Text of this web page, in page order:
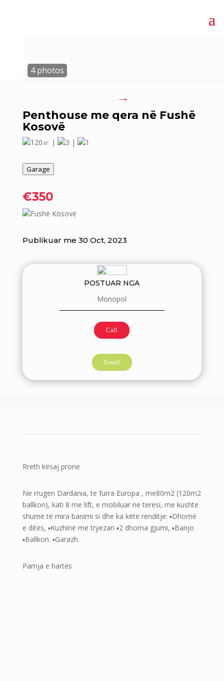
→
Penthouse me qera në Fushë
Kosovë
120㎡ | 3 | 1
Garage
€350
Fushë Kosovë
Publikuar me 30 Oct, 2023
POSTUAR NGA
Monopol
Call
Email
Rreth kësaj prone
Ne rrugen Dardania, te furra Europa , me80m2 (120m2
ballkon), kati 8 me lift, e mobiluar ne teresi, me kushte
shumë të mira banimi si dhe ka këtë renditje: ▪️Dhomë
e ditës, ▪️Kuzhinë me tryezari ▪️2 dhoma gjumi, ▪️Banjo
▪️Ballkon. ▪️Garazh.
Pamja e hartës